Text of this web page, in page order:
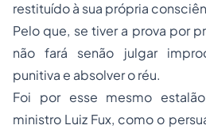
restituído à sua própria
Pelo que, se tiver a prova por
não fará senão julgar
punitiva e absolver o réu.
Foi por esse mesmo
ministro Luiz Fux, como o